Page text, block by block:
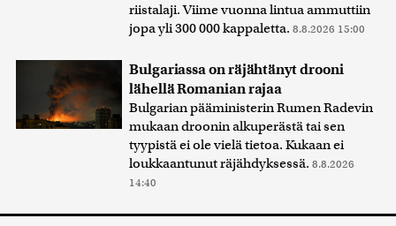
riistalaji. Viime vuonna lintua ammuttiin
jopa yli 300 000 kappaletta. 8.8.2026 15:00
Bulgariassa on räjähtänyt drooni
lähellä Romanian rajaa
Bulgarian pääministerin Rumen Radevin
mukaan droonin alkuperästä tai sen
tyypistä ei ole vielä tietoa. Kukaan ei
loukkaantunut räjähdyksessä. 8.8.2026
14:40